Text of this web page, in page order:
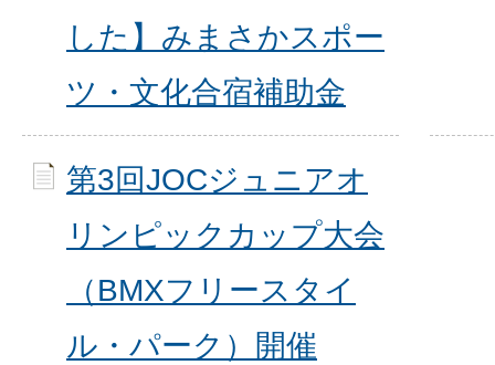
した】みまさかスポー
ツ・文化合宿補助金
第3回JOCジュニアオ
リンピックカップ大会
（BMXフリースタイ
ル・パーク）開催